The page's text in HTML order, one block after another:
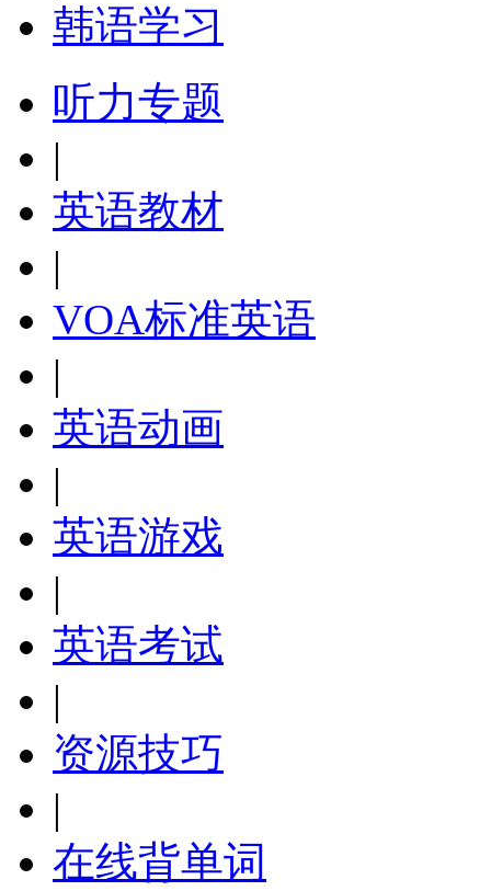
韩语学习
听力专题
|
英语教材
|
VOA标准英语
|
英语动画
|
英语游戏
|
英语考试
|
资源技巧
|
在线背单词